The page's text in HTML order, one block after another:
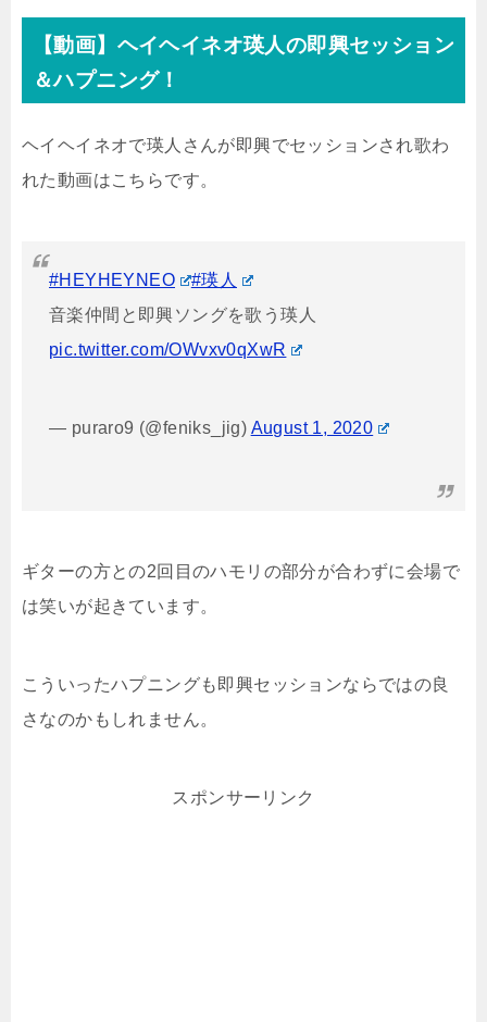
【動画】ヘイヘイネオ瑛人の即興セッション
＆ハプニング！
ヘイヘイネオで瑛人さんが即興でセッションされ歌わ
れた動画はこちらです。
#HEYHEYNEO
#瑛人
音楽仲間と即興ソングを歌う瑛人
pic.twitter.com/OWvxv0qXwR
— puraro9 (@feniks_jig) August 1, 2020
ギターの方との2回目のハモリの部分が合わずに会場で
は笑いが起きています。
こういったハプニングも即興セッションならではの良
さなのかもしれません。
スポンサーリンク